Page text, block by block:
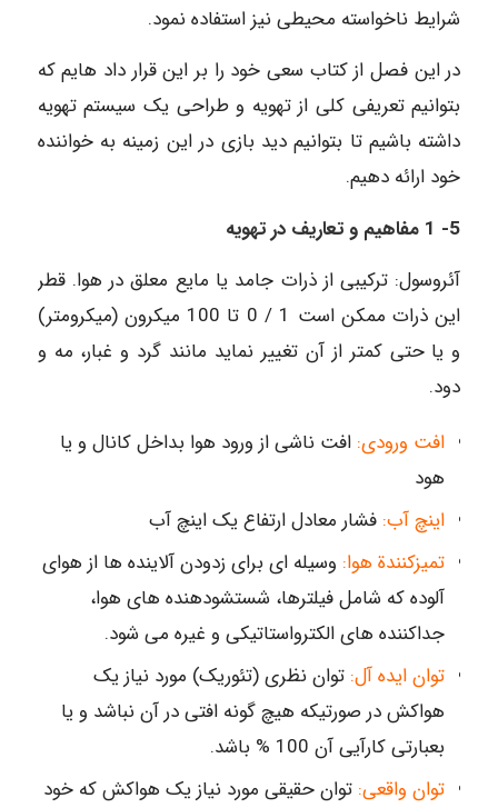
شرایط ناخواسته محیطی نیز استفاده نمود.
در این فصل از کتاب سعی خود را بر این قرار داد هایم که
بتوانیم تعریفی کلی از تهویه و طراحی یک سیستم تهویه
داشته باشیم تا بتوانیم دید بازی در این زمینه به خواننده
خود ارائه دهیم.
5- 1 مفاهیم و تعاریف در تهویه
آئروسول: ترکیبی از ذرات جامد یا مایع معلق در هوا. قطر
این ذرات ممکن است 1 / 0 تا 100 میکرون (میکرومتر)
و یا حتی کمتر از آن تغییر نماید مانند گرد و غبار، مه و
دود.
افت ورودی: افت ناشی از ورود هوا بداخل کانال و یا
هود
اینچ آب: فشار معادل ارتفاع یک اینچ آب
تمیزکنندة هوا: وسیله ای برای زدودن آلاینده ها از هوای
آلوده که شامل فیلترها، شستشودهنده های هوا،
جداکننده های الکترواستاتیکی و غیره می شود.
توان ایده آل: توان نظری (تئوریک) مورد نیاز یک
هواکش در صورتیکه هیچ گونه افتی در آن نباشد و یا
بعبارتی کارآیی آن 100 % باشد.
توان واقعی: توان حقیقی مورد نیاز یک هواکش که خود